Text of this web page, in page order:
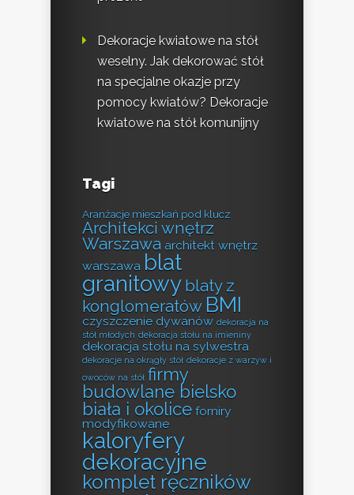
Dekoracje kwiatowe na stół
weselny. Jak dekorować stół
na specjalne okazje przy
pomocy kwiatów? Dekoracje
kwiatowe na stół komunijny
Tagi
Aranżacje mieszkań pod klucz
Architekci wnętrz
Warszawa architekt wnętrz
warszawa blat
granitowy blaty z
konglomeratów BMI
czyszczenie dywanów dekoracja na
stół młodych dekoracja stołu na imieniny
dekoracja stołu na sylwestra
dekoracje na okrągły stół dekoracje z warzyw i
owoców na stół firmy
budowlane bielsko
biała i okolice forniry
modyfikowane
kaloryfery
dekoracyjne
komplet ręczników